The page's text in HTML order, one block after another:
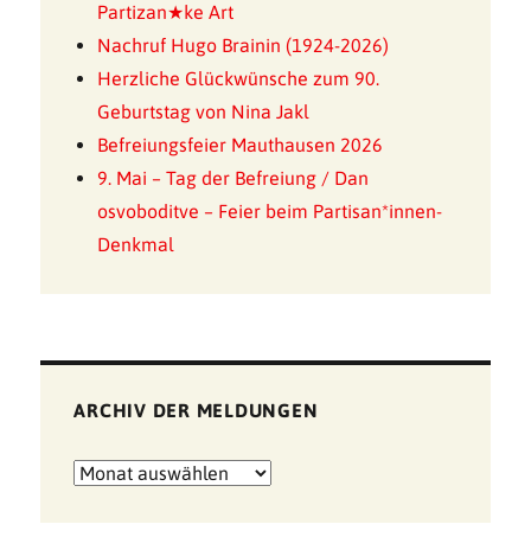
Partizan★ke Art
Nachruf Hugo Brainin (1924-2026)
Herzliche Glückwünsche zum 90.
Geburtstag von Nina Jakl
Befreiungsfeier Mauthausen 2026
9. Mai – Tag der Befreiung / Dan
osvoboditve – Feier beim Partisan*innen-
Denkmal
ARCHIV DER MELDUNGEN
Archiv